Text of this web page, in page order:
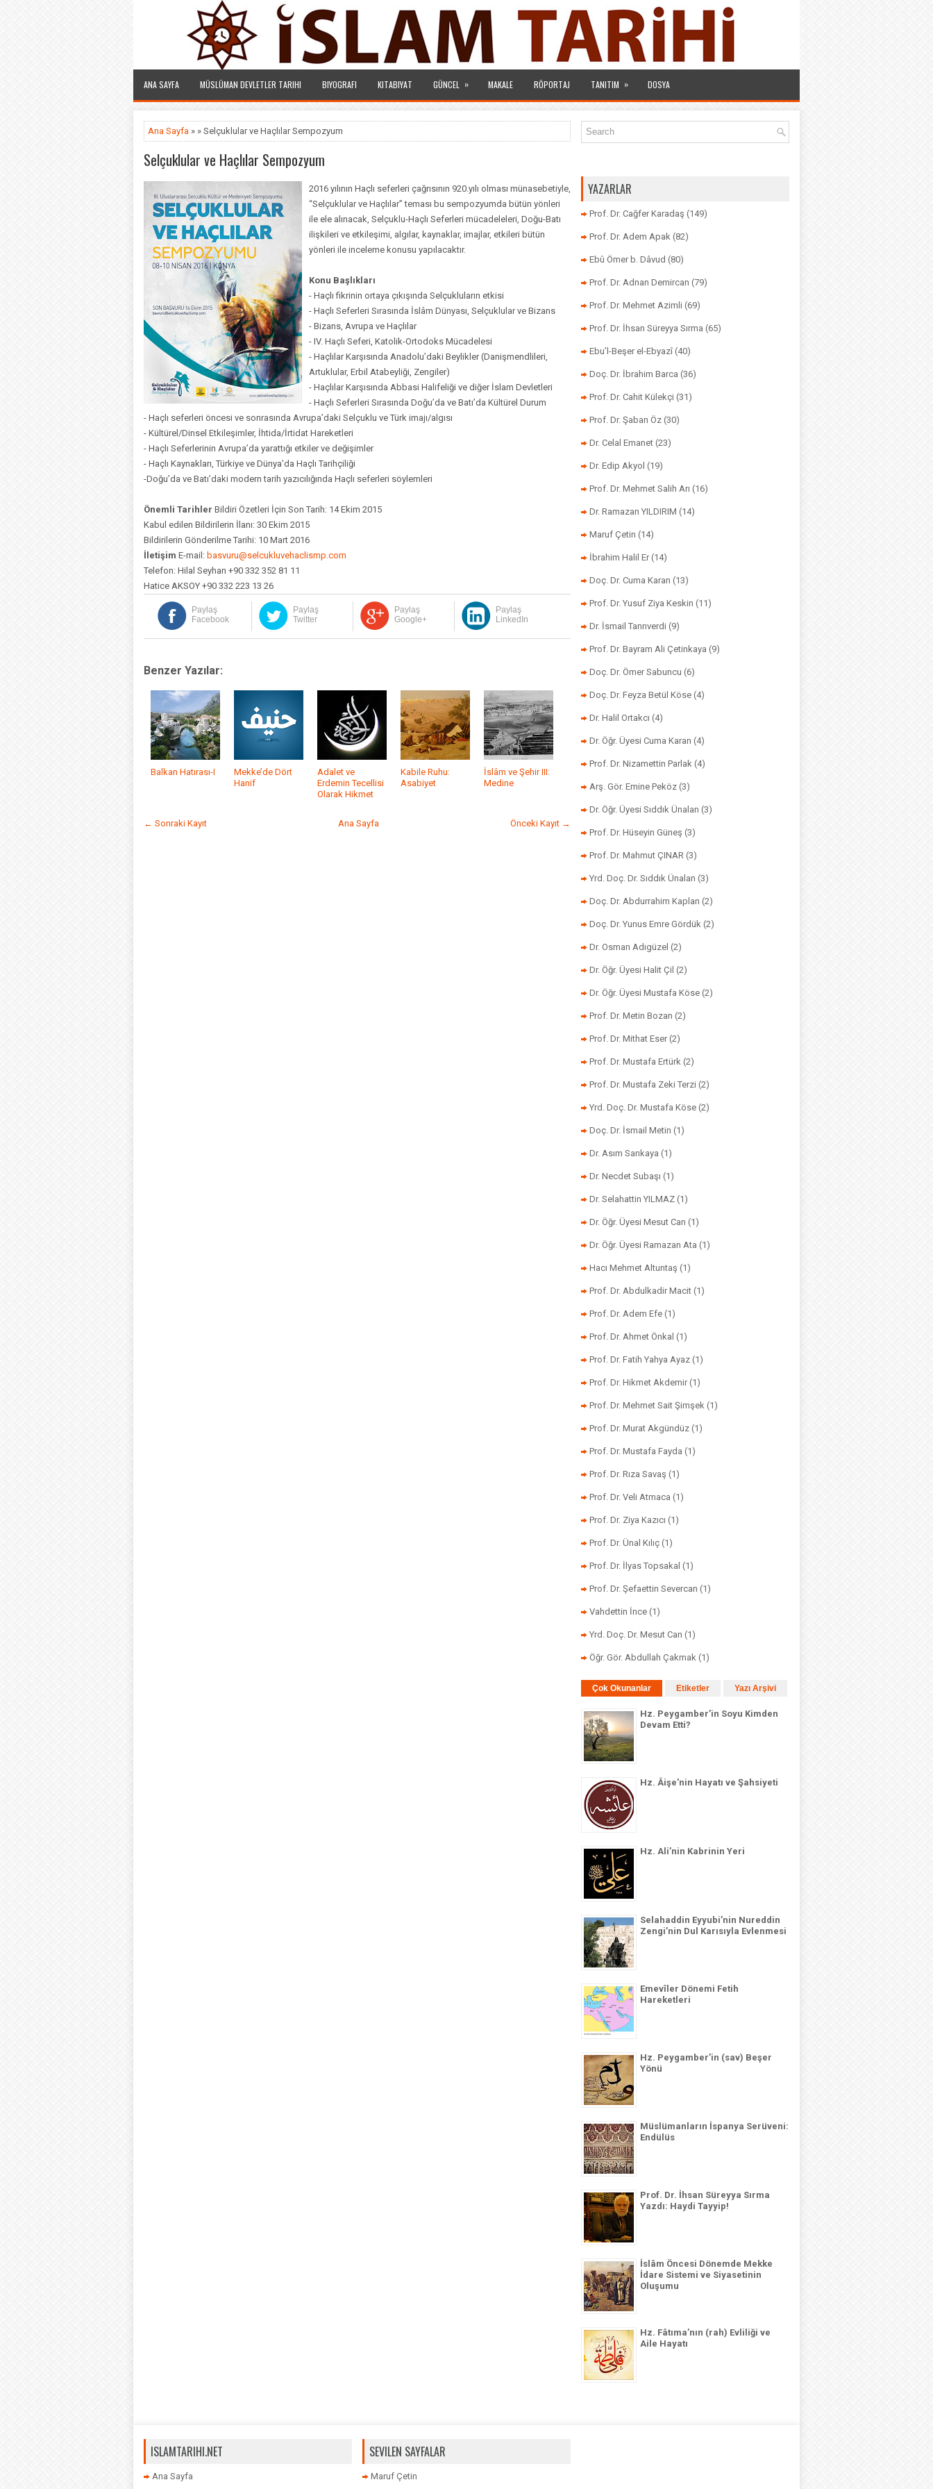
ANA SAYFA MÜSLÜMAN DEVLETLER TARIHI BIYOGRAFI KITABIYAT GÜNCEL » MAKALE RÖPORTAJ TANITIM » DOSYA
Ana Sayfa » » Selçuklular ve Haçlılar Sempozyum
Selçuklular ve Haçlılar Sempozyum
2016 yılının Haçlı seferleri çağrısının 920.yılı olması münasebetiyle,
“Selçuklular ve Haçlılar” teması bu sempozyumda bütün yönleri
ile ele alınacak, Selçuklu-Haçlı Seferleri mücadeleleri, Doğu-Batı
ilişkileri ve etkileşimi, algılar, kaynaklar, imajlar, etkileri bütün
yönleri ile inceleme konusu yapılacaktır.
Konu Başlıkları
- Haçlı fikrinin ortaya çıkışında Selçukluların etkisi
- Haçlı Seferleri Sırasında İslâm Dünyası, Selçuklular ve Bizans
- Bizans, Avrupa ve Haçlılar
- IV. Haçlı Seferi, Katolik-Ortodoks Mücadelesi
- Haçlılar Karşısında Anadolu’daki Beylikler (Danişmendlileri,
Artuklular, Erbil Atabeyliği, Zengiler)
- Haçlılar Karşısında Abbasi Halifeliği ve diğer İslam Devletleri
- Haçlı Seferleri Sırasında Doğu’da ve Batı’da Kültürel Durum
- Haçlı seferleri öncesi ve sonrasında Avrupa’daki Selçuklu ve Türk imajı/algısı
- Kültürel/Dinsel Etkileşimler, İhtida/İrtidat Hareketleri
- Haçlı Seferlerinin Avrupa’da yarattığı etkiler ve değişimler
- Haçlı Kaynakları, Türkiye ve Dünya’da Haçlı Tarihçiliği
-Doğu’da ve Batı’daki modern tarih yazıcılığında Haçlı seferleri söylemleri
Önemli Tarihler Bildiri Özetleri İçin Son Tarih: 14 Ekim 2015
Kabul edilen Bildirilerin İlanı: 30 Ekim 2015
Bildirilerin Gönderilme Tarihi: 10 Mart 2016
İletişim E-mail: basvuru@selcukluvehaclismp.com
Telefon: Hilal Seyhan +90 332 352 81 11
Hatice AKSOY +90 332 223 13 26
Paylaş
Facebook
Paylaş
Twitter
Paylaş
Google+
Paylaş
LinkedIn
Benzer Yazılar:
Balkan Hatırası-I
Mekke’de Dört
Hanif
Adalet ve
Erdemin Tecellisi
Olarak Hikmet
Kabile Ruhu:
Asabiyet
İslâm ve Şehir III:
Medine
← Sonraki Kayıt Önceki Kayıt →
Ana Sayfa
YAZARLAR
Prof. Dr. Cağfer Karadaş (149)
Prof. Dr. Adem Apak (82)
Ebû Ömer b. Dâvud (80)
Prof. Dr. Adnan Demircan (79)
Prof. Dr. Mehmet Azimli (69)
Prof. Dr. İhsan Süreyya Sırma (65)
Ebu’l-Beşer el-Ebyazî (40)
Doç. Dr. İbrahim Barca (36)
Prof. Dr. Cahit Külekçi (31)
Prof. Dr. Şaban Öz (30)
Dr. Celal Emanet (23)
Dr. Edip Akyol (19)
Prof. Dr. Mehmet Salih Arı (16)
Dr. Ramazan YILDIRIM (14)
Maruf Çetin (14)
İbrahim Halil Er (14)
Doç. Dr. Cuma Karan (13)
Prof. Dr. Yusuf Ziya Keskin (11)
Dr. İsmail Tanrıverdi (9)
Prof. Dr. Bayram Ali Çetinkaya (9)
Doç. Dr. Ömer Sabuncu (6)
Doç. Dr. Feyza Betül Köse (4)
Dr. Halil Ortakcı (4)
Dr. Öğr. Üyesi Cuma Karan (4)
Prof. Dr. Nizamettin Parlak (4)
Arş. Gör. Emine Peköz (3)
Dr. Öğr. Üyesi Sıddık Ünalan (3)
Prof. Dr. Hüseyin Güneş (3)
Prof. Dr. Mahmut ÇINAR (3)
Yrd. Doç. Dr. Sıddık Ünalan (3)
Doç. Dr. Abdurrahim Kaplan (2)
Doç. Dr. Yunus Emre Gördük (2)
Dr. Osman Adıgüzel (2)
Dr. Öğr. Üyesi Halit Çil (2)
Dr. Öğr. Üyesi Mustafa Köse (2)
Prof. Dr. Metin Bozan (2)
Prof. Dr. Mithat Eser (2)
Prof. Dr. Mustafa Ertürk (2)
Prof. Dr. Mustafa Zeki Terzi (2)
Yrd. Doç. Dr. Mustafa Köse (2)
Doç. Dr. İsmail Metin (1)
Dr. Asım Sarıkaya (1)
Dr. Necdet Subaşı (1)
Dr. Selahattin YILMAZ (1)
Dr. Öğr. Üyesi Mesut Can (1)
Dr. Öğr. Üyesi Ramazan Ata (1)
Hacı Mehmet Altuntaş (1)
Prof. Dr. Abdulkadir Macit (1)
Prof. Dr. Adem Efe (1)
Prof. Dr. Ahmet Önkal (1)
Prof. Dr. Fatih Yahya Ayaz (1)
Prof. Dr. Hikmet Akdemir (1)
Prof. Dr. Mehmet Sait Şimşek (1)
Prof. Dr. Murat Akgündüz (1)
Prof. Dr. Mustafa Fayda (1)
Prof. Dr. Rıza Savaş (1)
Prof. Dr. Veli Atmaca (1)
Prof. Dr. Ziya Kazıcı (1)
Prof. Dr. Ünal Kılıç (1)
Prof. Dr. İlyas Topsakal (1)
Prof. Dr. Şefaettin Severcan (1)
Vahdettin İnce (1)
Yrd. Doç. Dr. Mesut Can (1)
Öğr. Gör. Abdullah Çakmak (1)
Çok Okunanlar Etiketler Yazı Arşivi
Hz. Peygamber’in Soyu Kimden
Devam Etti?
Hz. Âişe'nin Hayatı ve Şahsiyeti
Hz. Ali’nin Kabrinin Yeri
Selahaddin Eyyubi’nin Nureddin
Zengi’nin Dul Karısıyla Evlenmesi
Emevîler Dönemi Fetih
Hareketleri
Hz. Peygamber’in (sav) Beşer
Yönü
Müslümanların İspanya Serüveni:
Endülüs
Prof. Dr. İhsan Süreyya Sırma
Yazdı: Haydi Tayyip!
İslâm Öncesi Dönemde Mekke
İdare Sistemi ve Siyasetinin
Oluşumu
Hz. Fâtıma’nın (rah) Evliliği ve
Aile Hayatı
ISLAMTARIHI.NET
Ana Sayfa
SEVILEN SAYFALAR
Maruf Çetin